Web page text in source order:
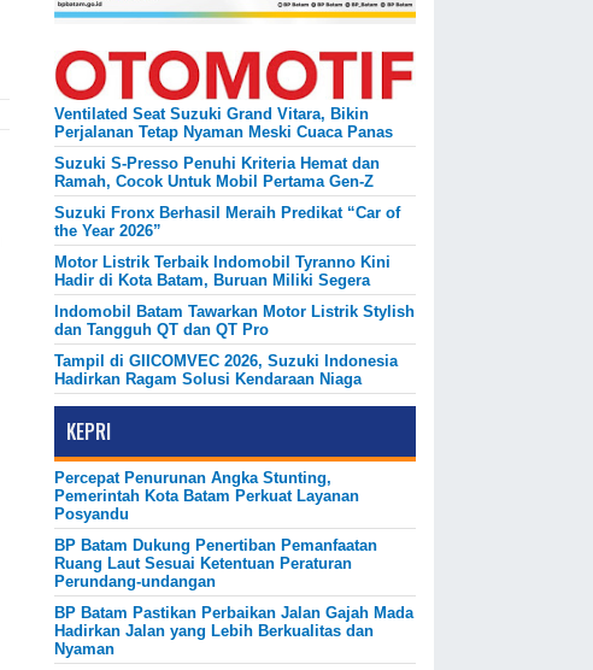
Ventilated Seat Suzuki Grand Vitara, Bikin
Perjalanan Tetap Nyaman Meski Cuaca Panas
Suzuki S-Presso Penuhi Kriteria Hemat dan
Ramah, Cocok Untuk Mobil Pertama Gen-Z
Suzuki Fronx Berhasil Meraih Predikat “Car of
the Year 2026”
Motor Listrik Terbaik Indomobil Tyranno Kini
Hadir di Kota Batam, Buruan Miliki Segera
Indomobil Batam Tawarkan Motor Listrik Stylish
dan Tangguh QT dan QT Pro
Tampil di GIICOMVEC 2026, Suzuki Indonesia
Hadirkan Ragam Solusi Kendaraan Niaga
KEPRI
Percepat Penurunan Angka Stunting,
Pemerintah Kota Batam Perkuat Layanan
Posyandu
BP Batam Dukung Penertiban Pemanfaatan
Ruang Laut Sesuai Ketentuan Peraturan
Perundang-undangan
BP Batam Pastikan Perbaikan Jalan Gajah Mada
Hadirkan Jalan yang Lebih Berkualitas dan
Nyaman